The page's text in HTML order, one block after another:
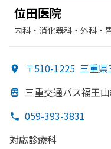
位田医院
内科・​消化器科・​外科・​
〒510-1225 三重
三重交通バス福王
059-393-3831
対応診療科